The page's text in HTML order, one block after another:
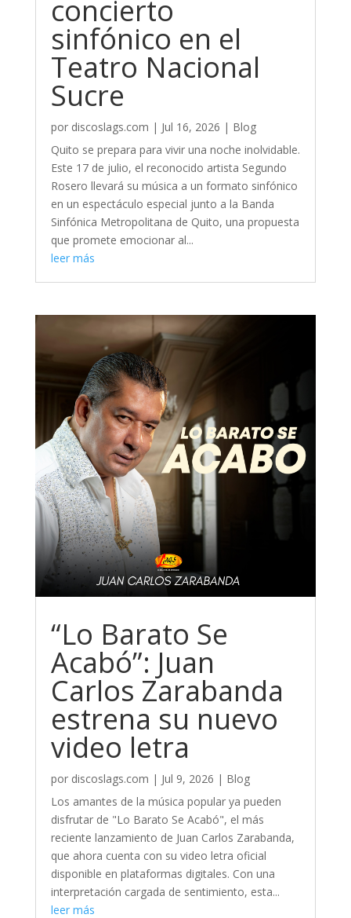
concierto
sinfónico en el
Teatro Nacional
Sucre
por discoslags.com | Jul 16, 2026 | Blog
Quito se prepara para vivir una noche inolvidable.
Este 17 de julio, el reconocido artista Segundo
Rosero llevará su música a un formato sinfónico
en un espectáculo especial junto a la Banda
Sinfónica Metropolitana de Quito, una propuesta
que promete emocionar al...
leer más
“Lo Barato Se
Acabó”: Juan
Carlos Zarabanda
estrena su nuevo
video letra
por discoslags.com | Jul 9, 2026 | Blog
Los amantes de la música popular ya pueden
disfrutar de "Lo Barato Se Acabó", el más
reciente lanzamiento de Juan Carlos Zarabanda,
que ahora cuenta con su video letra oficial
disponible en plataformas digitales. Con una
interpretación cargada de sentimiento, esta...
leer más